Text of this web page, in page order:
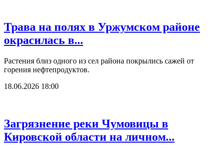
Трава на полях в Уржумском районе
окрасилась в...
Растения близ одного из сел района покрылись сажей от
горения нефтепродуктов.
18.06.2026 18:00
Загрязнение реки Чумовицы в
Кировской области на личном...